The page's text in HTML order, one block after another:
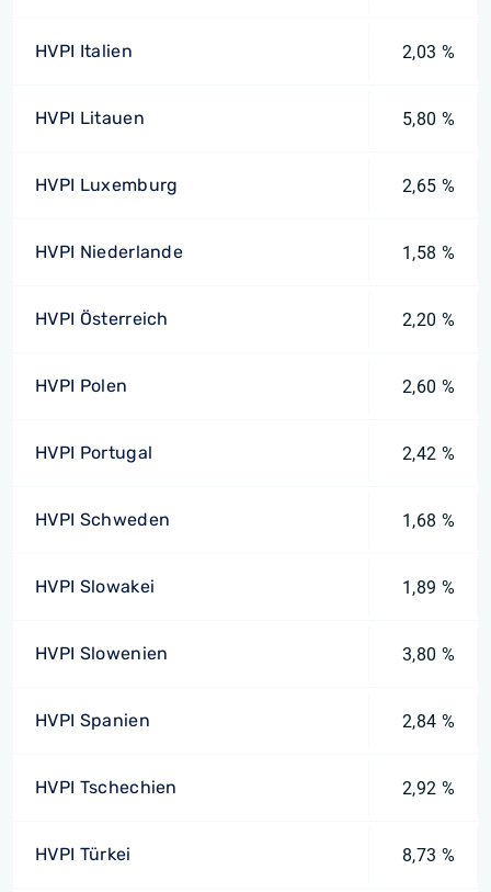
HVPI Italien 2,03 %
HVPI Litauen 5,80 %
HVPI Luxemburg 2,65 %
HVPI Niederlande 1,58 %
HVPI Österreich 2,20 %
HVPI Polen 2,60 %
HVPI Portugal 2,42 %
HVPI Schweden 1,68 %
HVPI Slowakei 1,89 %
HVPI Slowenien 3,80 %
HVPI Spanien 2,84 %
HVPI Tschechien 2,92 %
HVPI Türkei 8,73 %